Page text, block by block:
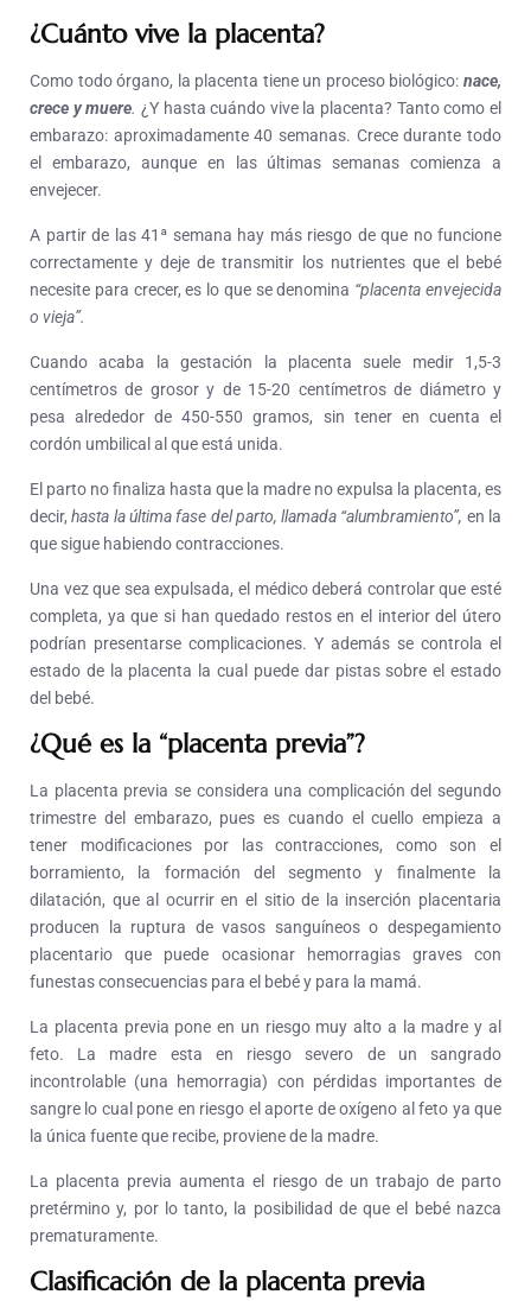
¿Cuánto vive la placenta?
Como todo órgano, la placenta tiene un proceso biológico: nace,
crece y muere. ¿Y hasta cuándo vive la placenta? Tanto como el
embarazo: aproximadamente 40 semanas. Crece durante todo
el embarazo, aunque en las últimas semanas comienza a
envejecer.
A partir de las 41ª semana hay más riesgo de que no funcione
correctamente y deje de transmitir los nutrientes que el bebé
necesite para crecer, es lo que se denomina “placenta envejecida
o vieja”.
Cuando acaba la gestación la placenta suele medir 1,5-3
centímetros de grosor y de 15-20 centímetros de diámetro y
pesa alrededor de 450-550 gramos, sin tener en cuenta el
cordón umbilical al que está unida.
El parto no finaliza hasta que la madre no expulsa la placenta, es
decir,hasta la última fase del parto, llamada “alumbramiento”, en la
que sigue habiendo contracciones.
Una vez que sea expulsada, el médico deberá controlar que esté
completa, ya que si han quedado restos en el interior del útero
podrían presentarse complicaciones. Y además se controla el
estado de la placenta la cual puede dar pistas sobre el estado
del bebé.
¿Qué es la “placenta previa”?
La placenta previa se considera una complicación del segundo
trimestre del embarazo, pues es cuando el cuello empieza a
tener modificaciones por las contracciones, como son el
borramiento, la formación del segmento y finalmente la
dilatación, que al ocurrir en el sitio de la inserción placentaria
producen la ruptura de vasos sanguíneos o despegamiento
placentario que puede ocasionar hemorragias graves con
funestas consecuencias para el bebé y para la mamá.
La placenta previa pone en un riesgo muy alto a la madre y al
feto. La madre esta en riesgo severo de un sangrado
incontrolable (una hemorragia) con pérdidas importantes de
sangre lo cual pone en riesgo el aporte de oxígeno al feto ya que
la única fuente que recibe, proviene de la madre.
La placenta previa aumenta el riesgo de un trabajo de parto
pretérmino y, por lo tanto, la posibilidad de que el bebé nazca
prematuramente.
Clasificación de la placenta previa